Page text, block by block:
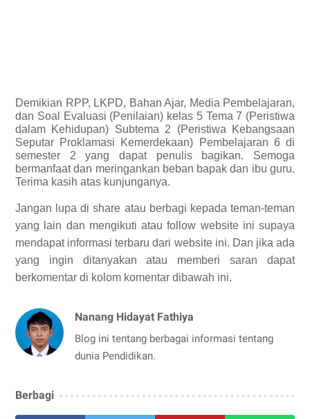
Demikian RPP, LKPD, Bahan Ajar, Media Pembelajaran,
dan Soal Evaluasi (Penilaian) kelas 5 Tema 7 (Peristiwa
dalam Kehidupan) Subtema 2 (Peristiwa Kebangsaan
Seputar Proklamasi Kemerdekaan) Pembelajaran 6 di
semester 2 yang dapat penulis bagikan. Semoga
bermanfaat dan meringankan beban bapak dan ibu guru.
Terima kasih atas kunjunganya.
Jangan lupa di share atau berbagi kepada teman-teman
yang lain dan mengikuti atau follow website ini supaya
mendapat informasi terbaru dari website ini. Dan jika ada
yang ingin ditanyakan atau memberi saran dapat
berkomentar di kolom komentar dibawah ini.
Nanang Hidayat Fathiya
Blog ini tentang berbagai informasi tentang
dunia Pendidikan.
Berbagi